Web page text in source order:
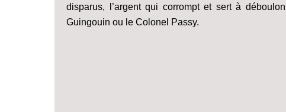
disparus, l’argent qui corrompt et sert à
Guingouin ou le Colonel Passy.